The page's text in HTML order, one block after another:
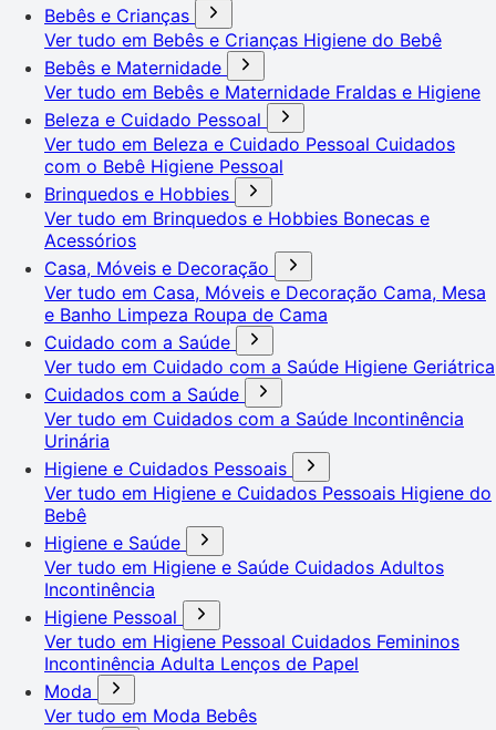
Bebês e Crianças
Ver tudo em Bebês e Crianças Higiene do Bebê
Bebês e Maternidade
Ver tudo em Bebês e Maternidade Fraldas e Higiene
Beleza e Cuidado Pessoal
Ver tudo em Beleza e Cuidado Pessoal Cuidados
com o Bebê Higiene Pessoal
Brinquedos e Hobbies
Ver tudo em Brinquedos e Hobbies Bonecas e
Acessórios
Casa, Móveis e Decoração
Ver tudo em Casa, Móveis e Decoração Cama, Mesa
e Banho Limpeza Roupa de Cama
Cuidado com a Saúde
Ver tudo em Cuidado com a Saúde Higiene Geriátrica
Cuidados com a Saúde
Ver tudo em Cuidados com a Saúde Incontinência
Urinária
Higiene e Cuidados Pessoais
Ver tudo em Higiene e Cuidados Pessoais Higiene do
Bebê
Higiene e Saúde
Ver tudo em Higiene e Saúde Cuidados Adultos
Incontinência
Higiene Pessoal
Ver tudo em Higiene Pessoal Cuidados Femininos
Incontinência Adulta Lenços de Papel
Moda
Ver tudo em Moda Bebês